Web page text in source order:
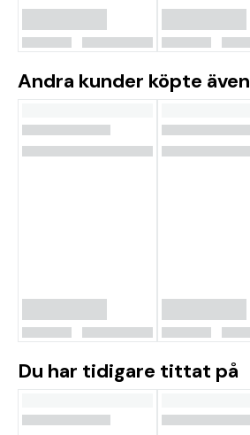
Andra kunder köpte även
Du har tidigare tittat på